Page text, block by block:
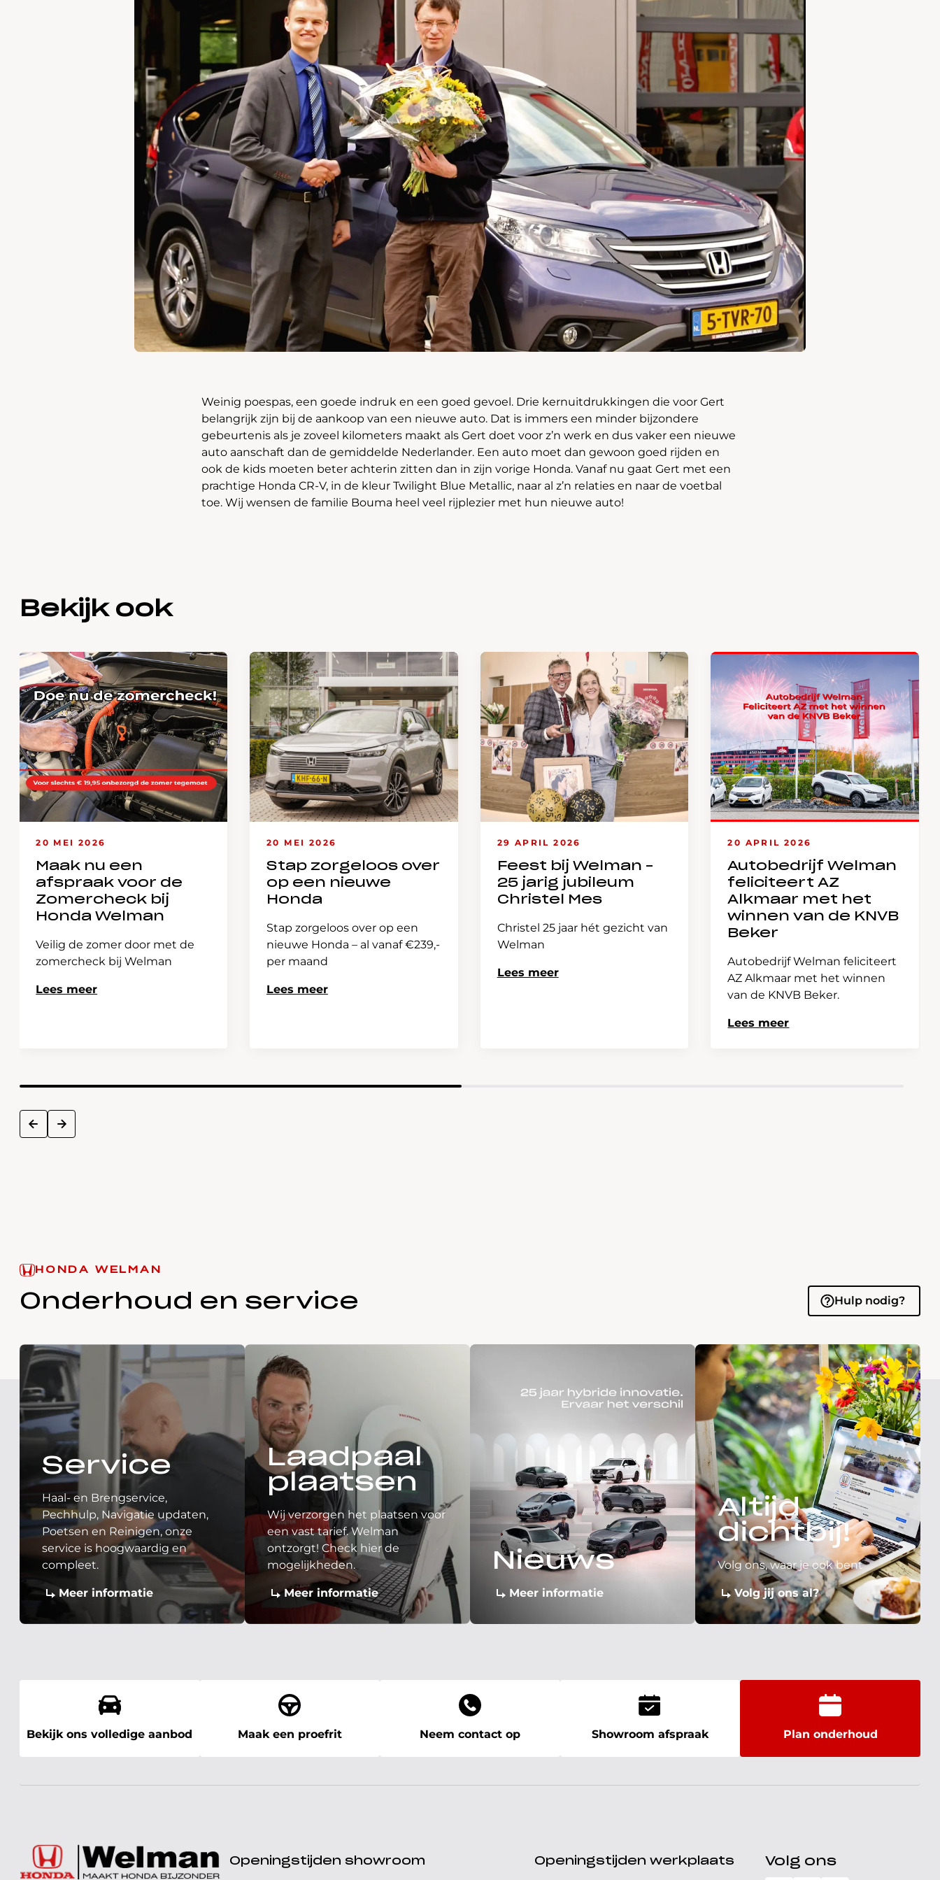
Bandenspannings­lampje brandt
Haal en breng service
Weinig poespas, een goede indruk en een goed gevoel. Drie kernuitdrukkingen die voor Gert
belangrijk zijn bij de aankoop van een nieuwe auto. Dat is immers een minder bijzondere
gebeurtenis als je zoveel kilometers maakt als Gert doet voor z’n werk en dus vaker een nieuwe
auto aanschaft dan de gemiddelde Nederlander. Een auto moet dan gewoon goed rijden en
ook de kids moeten beter achterin zitten dan in zijn vorige Honda. Vanaf nu gaat Gert met een
prachtige Honda CR-V, in de kleur Twilight Blue Metallic, naar al z’n relaties en naar de voetbal
toe. Wij wensen de familie Bouma heel veel rijplezier met hun nieuwe auto!
Bekijk ook
20 MEI 2026
Maak nu een
afspraak voor de
Zomercheck bij
Honda Welman
Veilig de zomer door met de
zomercheck bij Welman
Lees meer
20 MEI 2026
Stap zorgeloos over
op een nieuwe
Honda
Stap zorgeloos over op een
nieuwe Honda – al vanaf €239,-
per maand
Lees meer
29 APRIL 2026
Feest bij Welman –
25 jarig jubileum
Christel Mes
Christel 25 jaar hét gezicht van
Welman
Lees meer
20 APRIL 2026
Autobedrijf Welman
feliciteert AZ
Alkmaar met het
winnen van de KNVB
Beker
Autobedrijf Welman feliciteert
AZ Alkmaar met het winnen
van de KNVB Beker.
Lees meer
prev next
HONDA WELMAN
Onderhoud en service Hulp nodig?
Service
Haal- en Brengservice,
Pechhulp, Navigatie updaten,
Poetsen en Reinigen, onze
service is hoogwaardig en
compleet.
Meer informatie
Laadpaal
plaatsen
Wij verzorgen het plaatsen voor
een vast tarief. Welman
ontzorgt! Check hier de
mogelijkheden.
Meer informatie
Nieuws
Meer informatie
Altijd
dichtbij!
Volg ons, waar je ook bent
Volg jij ons al?
Bekijk ons volledige aanbod Maak een proefrit Neem contact op Showroom afspraak Plan onderhoud
Openingstijden showroom Openingstijden werkplaats Volg ons